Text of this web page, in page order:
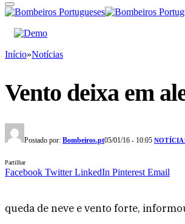
Início»Notícias
Vento deixa em
Postado por: Bombeiros.pt05/01/16 - 10:05
Partilhar
Facebook Twitter LinkedIn Pinterest Email
queda de neve e vento forte,